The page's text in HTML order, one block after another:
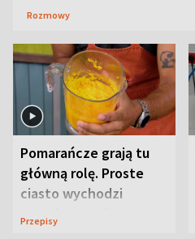
Rozmowy
Pomarańcze grają tu
główną rolę. Proste
ciasto wychodzi
wyjątkowo wilgotne
Przepisy